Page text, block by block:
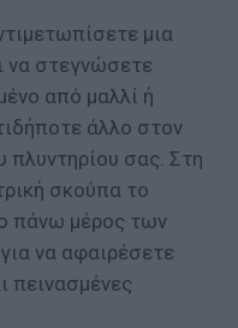
μια
να στεγνώσετε
από μαλλί ή
άλλο στον
πλυντηρίου σας. Στη
σκούπα το
πάνω μέρος των
να αφαιρέσετε
πεινασμένες